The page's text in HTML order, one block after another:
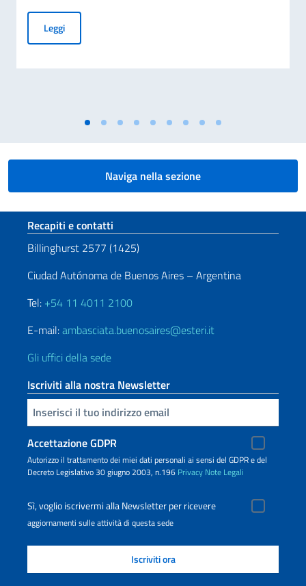
LeggiGiornata Nazionale del Sacrificio del Lavoro Italiano nel
Naviga nella sezione
Sezione footer
Recapiti e contatti
Billinghurst 2577 (1425)
Ciudad Autónoma de Buenos Aires – Argentina
Tel: +54 11 4011 2100
E-mail:ambasciata.buenosaires@esteri.it
Gli uffici della sede
Iscriviti alla nostra Newsletter
Inserisci la tua email
Accettazione GDPR
Autorizzo il trattamento dei miei dati personali ai sensi del GDPR e del
Decreto Legislativo 30 giugno 2003, n.196 Privacy Note Legali
Sì, voglio iscrivermi alla Newsletter per ricevere
aggiornamenti sulle attività di questa sede